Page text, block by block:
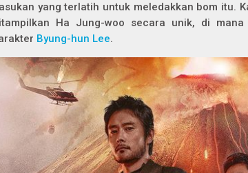
yang terlatih untuk meledakkan bom itu.
Ha Jung-woo secara unik, di
Byung-hun Lee.